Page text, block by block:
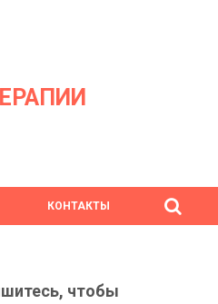
КОНТАКТЫ
чтобы